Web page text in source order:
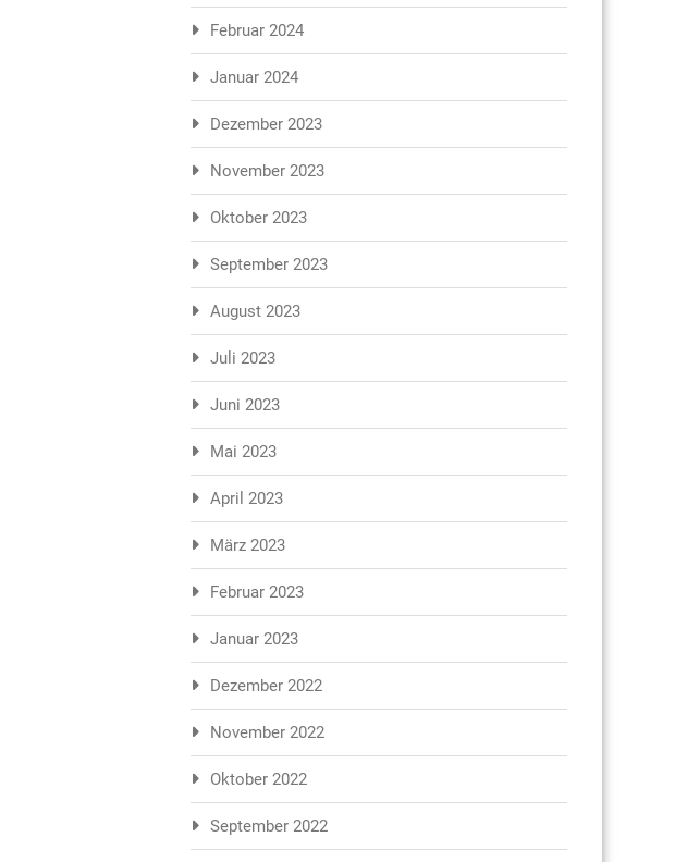
Februar 2024
Januar 2024
Dezember 2023
November 2023
Oktober 2023
September 2023
August 2023
Juli 2023
Juni 2023
Mai 2023
April 2023
März 2023
Februar 2023
Januar 2023
Dezember 2022
November 2022
Oktober 2022
September 2022